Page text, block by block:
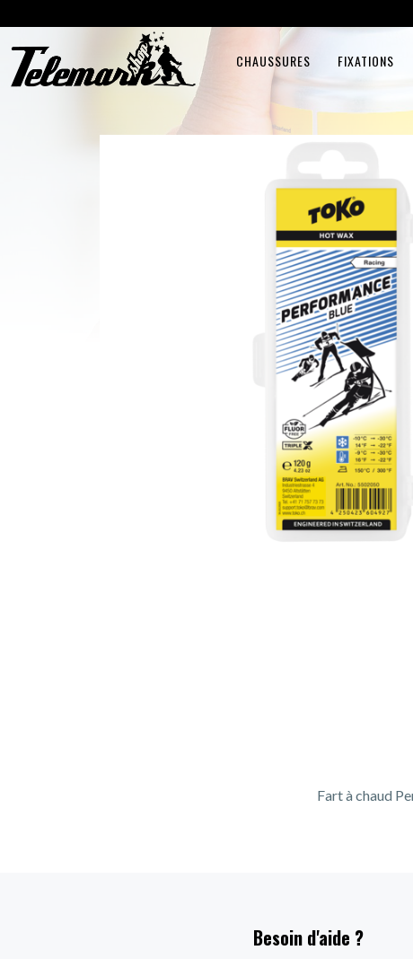
CHAUSSURES FIXATIONS
Fart à chaud
Besoin d'aide ?